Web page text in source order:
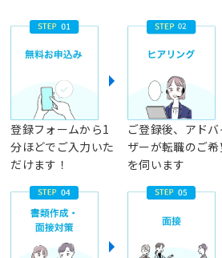
登録フォームから1
分ほどでご入力いた
だけます！
ご登録後、アドバ
ザーが転職のご希
を伺います